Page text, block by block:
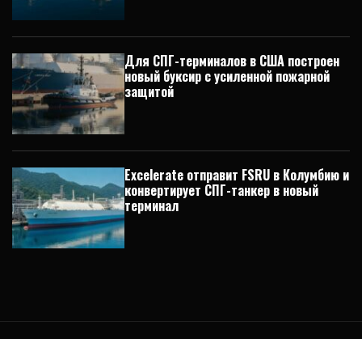
Для СПГ-терминалов в США построен
новый буксир с усиленной пожарной
защитой
Excelerate отправит FSRU в Колумбию и
конвертирует СПГ-танкер в новый
терминал